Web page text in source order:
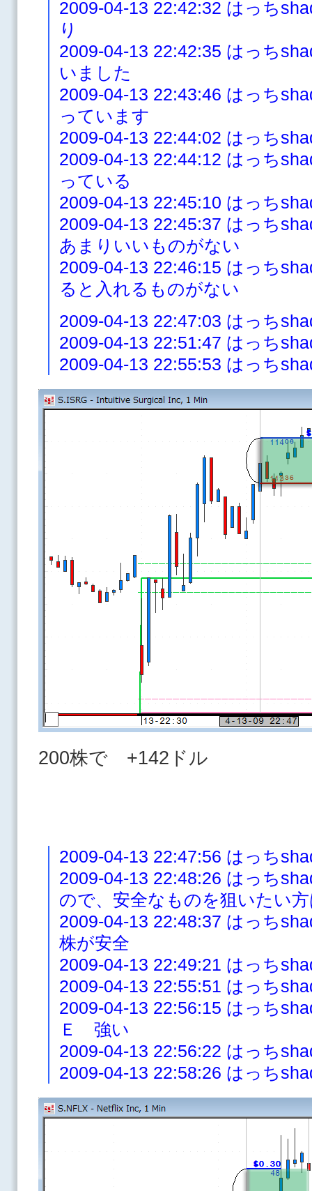
2009-04-13 22:42:32 はっち
り
2009-04-13 22:42:35 はっち
いました
2009-04-13 22:43:46 はっち
っています
2009-04-13 22:44:02 はっち
2009-04-13 22:44:12 はっち
っている
2009-04-13 22:45:10 はっち
2009-04-13 22:45:37 はっち
あまりいいものがない
2009-04-13 22:46:15 はっち
ると入れるものがない
2009-04-13 22:47:03 はっち
2009-04-13 22:51:47 はっち
2009-04-13 22:55:53 はっち
200株で +142ドル
2009-04-13 22:47:56 はっち
2009-04-13 22:48:26 はっち
ので、安全なものを狙いたい
2009-04-13 22:48:37 はっち
株が安全
2009-04-13 22:49:21 はっち
2009-04-13 22:55:51 はっち
2009-04-13 22:56:15 はっち
Ｅ 強い
2009-04-13 22:56:22 はっち
2009-04-13 22:58:26 はっち